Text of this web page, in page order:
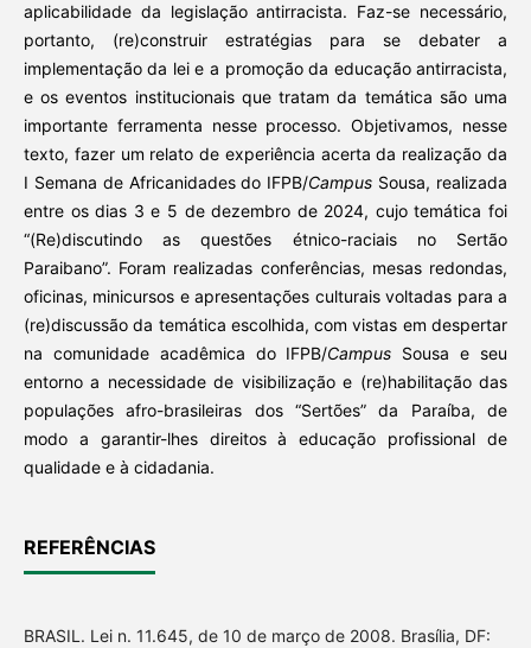
aplicabilidade da legislação antirracista. Faz-se necessário,
portanto, (re)construir estratégias para se debater a
implementação da lei e a promoção da educação antirracista,
e os eventos institucionais que tratam da temática são uma
importante ferramenta nesse processo. Objetivamos, nesse
texto, fazer um relato de experiência acerta da realização da
I Semana de Africanidades do IFPB/Campus Sousa, realizada
entre os dias 3 e 5 de dezembro de 2024, cujo temática foi
“(Re)discutindo as questões étnico-raciais no Sertão
Paraibano”. Foram realizadas conferências, mesas redondas,
oficinas, minicursos e apresentações culturais voltadas para a
(re)discussão da temática escolhida, com vistas em despertar
na comunidade acadêmica do IFPB/Campus Sousa e seu
entorno a necessidade de visibilização e (re)habilitação das
populações afro-brasileiras dos “Sertões” da Paraíba, de
modo a garantir-lhes direitos à educação profissional de
qualidade e à cidadania.
REFERÊNCIAS
BRASIL. Lei n. 11.645, de 10 de março de 2008. Brasília, DF: